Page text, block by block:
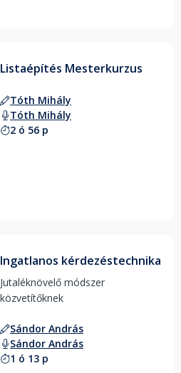
Listaépítés Mesterkurzus
Tóth Mihály
Tóth Mihály
2 ó 56 p
Ingatlanos kérdezéstechnika
Jutaléknövelő módszer
Sándor András
Sándor András
1 ó 13 p